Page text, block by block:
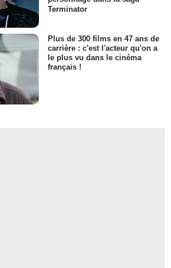
Terminator
Plus de 300 films en 47 ans de
carrière : c'est l'acteur qu'on a
le plus vu dans le cinéma
français !